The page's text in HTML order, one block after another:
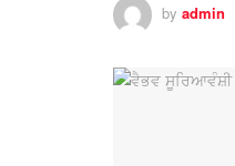
by admin